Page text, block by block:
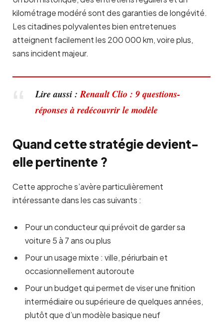
kilométrage modéré sont des garanties de longévité.
Les citadines polyvalentes bien entretenues
atteignent facilement les 200 000 km, voire plus,
sans incident majeur.
Lire aussi :Renault Clio : 9 questions-
réponses à redécouvrir le modèle
Quand cette stratégie devient-
elle pertinente ?
Cette approche s’avère particulièrement
intéressante dans les cas suivants :
Pour un conducteur qui prévoit de garder sa
voiture 5 à 7 ans ou plus
Pour un usage mixte : ville, périurbain et
occasionnellement autoroute
Pour un budget qui permet de viser une finition
intermédiaire ou supérieure de quelques années,
plutôt que d’un modèle basique neuf